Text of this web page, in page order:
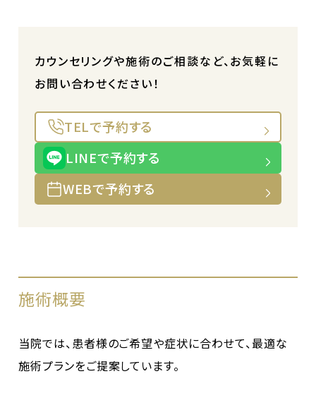
カウンセリングや施術のご相談など、お気軽に
お問い合わせください！
TELで予約する
LINEで予約する
WEBで予約する
施術概要
当院では、患者様のご希望や症状に合わせて、最適な
施術プランをご提案しています。